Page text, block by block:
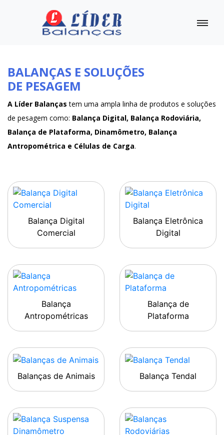
BALANÇAS E SOLUÇÕES
DE PESAGEM
A Líder Balanças tem uma ampla linha de produtos e soluções
de pesagem como: Balança Digital, Balança Rodoviária,
Balança de Plataforma, Dinamômetro, Balança
Antropométrica e Células de Carga.
Balança Digital
Comercial
Balança Eletrônica
Digital
Balança
Antropométricas
Balança de
Plataforma
Balanças de Animais Balança Tendal